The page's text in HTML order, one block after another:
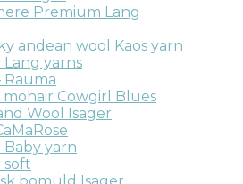
Premium Lang
andean wool Kaos yarn
Lang yarns
Rauma
Cowgirl Blues
Wool Isager
Baby yarn
soft